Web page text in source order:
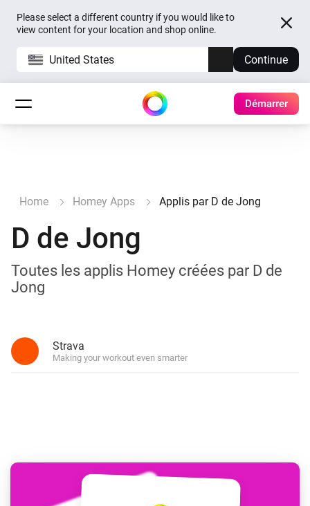
Please select a different country if you would like to
view content for your location and shop online.
United States Continue
Démarrer
Home Homey Apps Applis par D de Jong
D de Jong
Toutes les applis Homey créées par D de
Jong
Strava
Making your workout even smarter